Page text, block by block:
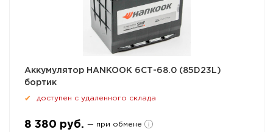
Аккумулятор HANKOOK 6СТ-68.0 (85D23L)
бортик
✔ доступен с удаленного склада
8 380 руб. — при обмене